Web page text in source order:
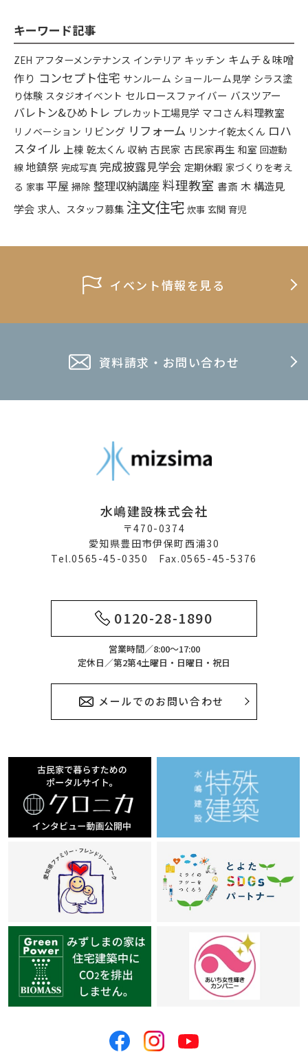
キーワード記事
ZEH アフターメンテナンス インテリア キッチン キムチ＆味噌
作り コンセプト住宅 サンルーム ショールーム見学 シラス塗
り体験 スタジオイベント セルロースファイバー バスツアー
バレトン&ひめトレ プレカット工場見学 マコさん料理教室
リノベーション リビング リフォーム リンナイ乾太くん ロハ
スタイル 上棟 乾太くん 収納 古民家 古民家再生 和室 回遊動
線 地鎮祭 完成写真 完成披露見学会 定期休暇 家づくりを考え
る 家事 平屋 掃除 整理収納講座料理教室 書斎 木構造見
学会 求人、スタッフ募集注文住宅 炊事 玄関 育児
イベント情報を見る
資料請求・お問い合わせ
水嶋建設株式会社
〒470-0374
愛知県豊田市伊保町西浦30
Tel.0565-45-0350 Fax.0565-45-5376
0120-28-1890
営業時間／8:00～17:00
定休日／第2第4土曜日・日曜日・祝日
メールでのお問い合わせ